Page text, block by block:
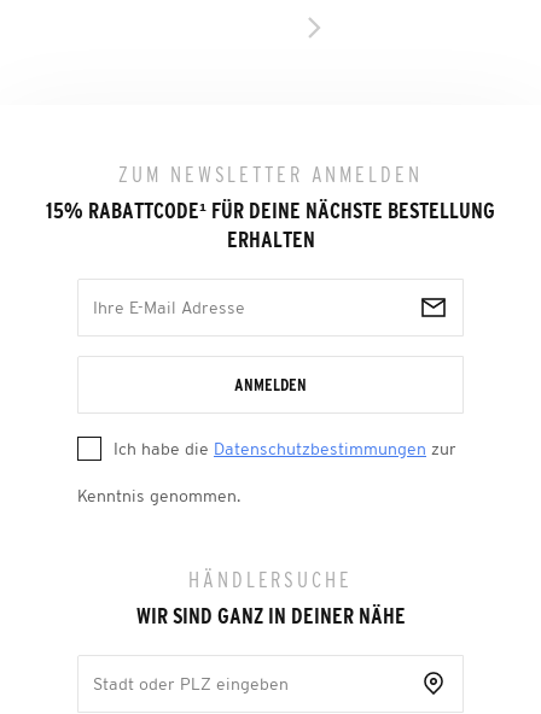
ZUM NEWSLETTER ANMELDEN
15% RABATTCODE¹ FÜR DEINE NÄCHSTE BESTELLUNG
ERHALTEN
ANMELDEN
Ich habe die Datenschutzbestimmungen zur
Kenntnis genommen.
HÄNDLERSUCHE
WIR SIND GANZ IN DEINER NÄHE